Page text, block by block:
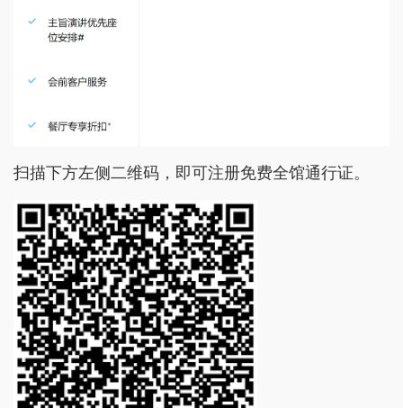
扫描下方左侧二维码，即可注册免费全馆通行证。